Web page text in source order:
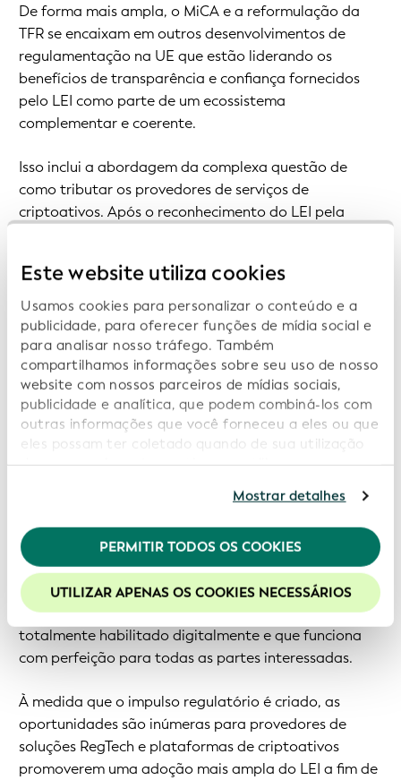
Este website utiliza cookies
Usamos cookies para personalizar o conteúdo e a
publicidade, para oferecer funções de mídia social e
para analisar nosso tráfego. Também
compartilhamos informações sobre seu uso de nosso
website com nossos parceiros de mídias sociais,
publicidade e analítica, que podem combiná-los com
outras informações que você forneceu a eles ou que
eles possam ter coletado quando de sua utilização
de seus serviços. Ao continuar a utilizar nosso
cookies. Consulte informações adicionais em nossa
Política de Privacidade.
Recomendamos a habilitação de cookies para uma
melhor experiência em nosso site.
Mostrar detalhes
PERMITIR TODOS OS COOKIES
UTILIZAR APENAS OS COOKIES NECESSÁRIOS
De forma mais ampla, o MiCA e a reformulação da
TFR se encaixam em outros desenvolvimentos de
regulamentação na UE que estão liderando os
benefícios de transparência e confiança fornecidos
pelo LEI como parte de um ecossistema
complementar e coerente.
Isso inclui a abordagem da complexa questão de
como tributar os provedores de serviços de
criptoativos. Após o reconhecimento do LEI pela
identificadores aceitáveis para identificar provedores
de serviços de criptoativos, a UE utilizou esse
reconhecimento do LEI em sua Diretiva sobre
Cooperação Administrativa (DAC8) introduzindo
regras para troca de informações sobre impostos em
criptoativos entre autoridades tributárias nacionais.
Promoção mais ampla da adoção do LEI em todo o
Com esses e outros desenvolvimentos de
regulamentação a caminho, não há dúvida de que o
LEI deve desempenhar um papel importante em
estruturas de governança e de regulamentação
emergentes em todo o planeta, deixando o mundo
cada vez mais próximo de um ecossistema financeiro
totalmente habilitado digitalmente e que funciona
com perfeição para todas as partes interessadas.
À medida que o impulso regulatório é criado, as
oportunidades são inúmeras para provedores de
soluções RegTech e plataformas de criptoativos
promoverem uma adoção mais ampla do LEI a fim de